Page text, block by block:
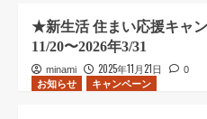
★新生活 住まい応援キャ
11/20〜2026年3/31
minami 2025年11月21日 0
お知らせ キャンペーン